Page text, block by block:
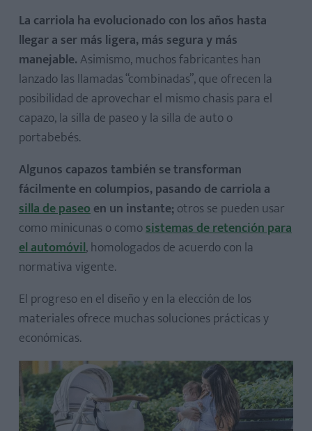
La carriola ha evolucionado con los años hasta
llegar a ser más ligera, más segura y más
manejable.Asimismo, muchos fabricantes han
lanzado las llamadas “combinadas”, que ofrecen la
posibilidad de aprovechar el mismo chasis para el
capazo, la silla de paseo y la silla de auto o
portabebés.
Algunos capazos también se transforman
fácilmente en columpios, pasando de carriola a
silla de paseoen un instante;otros se pueden usar
como minicunas o comosistemas de retención para
el automóvil, homologados de acuerdo con la
normativa vigente.
El progreso en el diseño y en la elección de los
materiales ofrece muchas soluciones prácticas y
económicas.